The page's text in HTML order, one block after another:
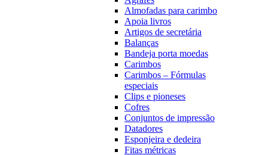
Almofadas para carimbo
Apoia livros
Artigos de secretária
Balanças
Bandeja porta moedas
Carimbos
Carimbos – Fórmulas
especiais
Clips e pioneses
Cofres
Conjuntos de impressão
Datadores
Esponjeira e dedeira
Fitas métricas